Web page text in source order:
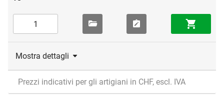
Mostra dettagli
Prezzi indicativi per gli artigiani in CHF, escl. IVA